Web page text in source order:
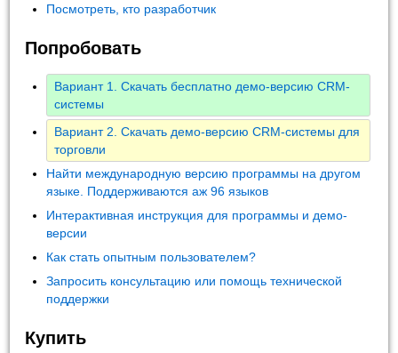
Посмотреть, кто разработчик
Попробовать
Вариант 1. Скачать бесплатно демо-версию CRM-
системы
Вариант 2. Скачать демо-версию CRM-системы для
торговли
Найти международную версию программы на другом
языке. Поддерживаются аж 96 языков
Интерактивная инструкция для программы и демо-
версии
Как стать опытным пользователем?
Запросить консультацию или помощь технической
поддержки
Купить